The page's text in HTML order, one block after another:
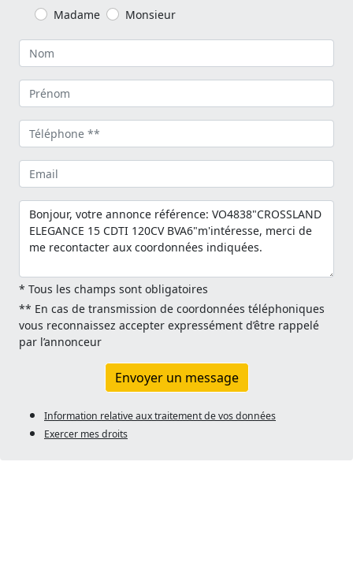
Madame Monsieur
* Tous les champs sont obligatoires
** En cas de transmission de coordonnées téléphoniques
vous reconnaissez accepter expressément d’être rappelé
par l’annonceur
Envoyer un message
Information relative aux traitement de vos données
Exercer mes droits